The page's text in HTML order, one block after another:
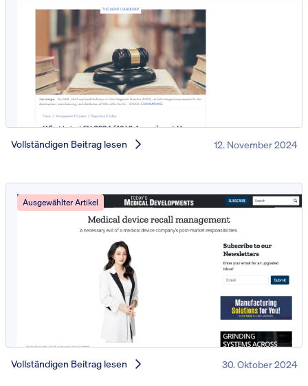
Vollständigen Beitrag lesen 12. November 2024
Ausgewählter Artikel
Vollständigen Beitrag lesen 30. Oktober 2024